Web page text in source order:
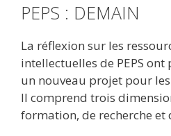
PEPS : DEMAIN
La réflexion sur les
intellectuelles de PEPS
un nouveau projet pour
Il comprend trois
formation, de recherche